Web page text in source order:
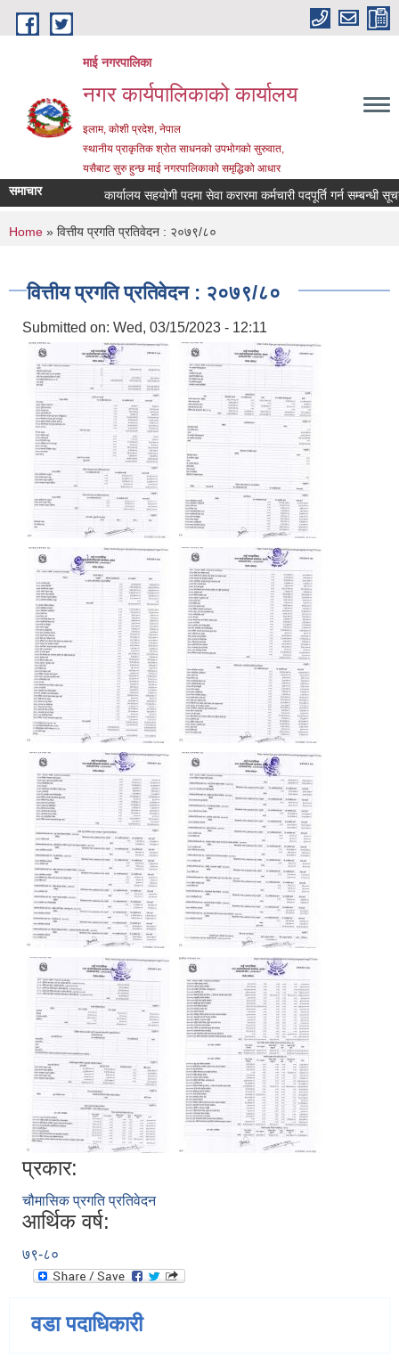
Skip to main content
माई नगरपालिका
नगर कार्यपालिकाको कार्यालय
इलाम, कोशी प्रदेश, नेपाल
स्थानीय प्राकृतिक श्रोत साधनको उपभोगको सुरुवात,
यसैबाट सुरु हुन्छ माई नगरपालिकाको समृद्धिको आधार
समाचार कार्यालय सहयोगी पदमा सेवा करारमा कर्मचारी पदपूर्ति गर्न सम्बन्धी सूचना
You are here
Home » वित्तीय प्रगति प्रतिवेदन : २०७९/८०
वित्तीय प्रगति प्रतिवेदन : २०७९/८०
Submitted on: Wed, 03/15/2023 - 12:11
प्रकार:
चौमासिक प्रगति प्रतिवेदन
आर्थिक वर्ष:
७९-८०
वडा पदाधिकारी